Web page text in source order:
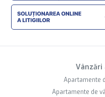
Vânzări
Apartamente
Apartamente de